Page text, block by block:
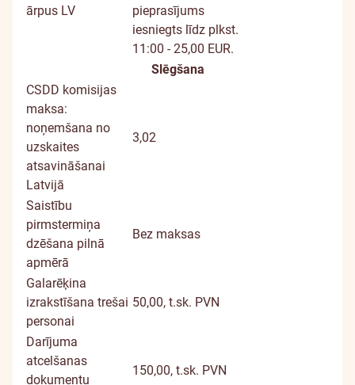
ārpus LV
pieprasījums
iesniegts līdz plkst.
11:00 - 25,00 EUR.
Slēgšana
CSDD komisijas
maksa:
noņemšana no
uzskaites
atsavināšanai
Latvijā
3,02
Saistību
pirmstermiņa
dzēšana pilnā
apmērā
Bez maksas
Galarēķina
izrakstīšana trešai
personai
50,00, t.sk. PVN
Darījuma
atcelšanas
dokumentu
150,00, t.sk. PVN